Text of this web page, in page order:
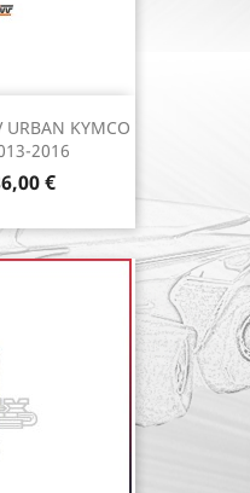
KYMCO
2016
€